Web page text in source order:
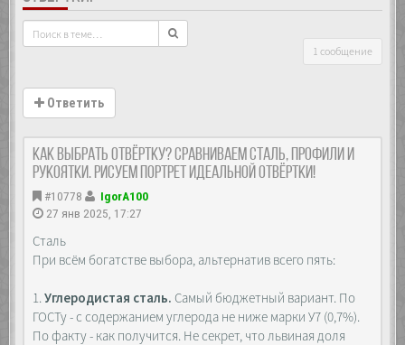
1 сообщение
Ответить
Как выбрать отвёртку? Сравниваем сталь, профили и
рукоятки. Рисуем портрет идеальной отвёртки!
#10778
IgorA100
27 янв 2025, 17:27
Сталь
При всём богатстве выбора, альтернатив всего пять:
1.Углеродистая сталь. Самый бюджетный вариант. По
ГОСТу - с содержанием углерода не ниже марки У7 (0,7%).
По факту - как получится. Не секрет, что львиная доля